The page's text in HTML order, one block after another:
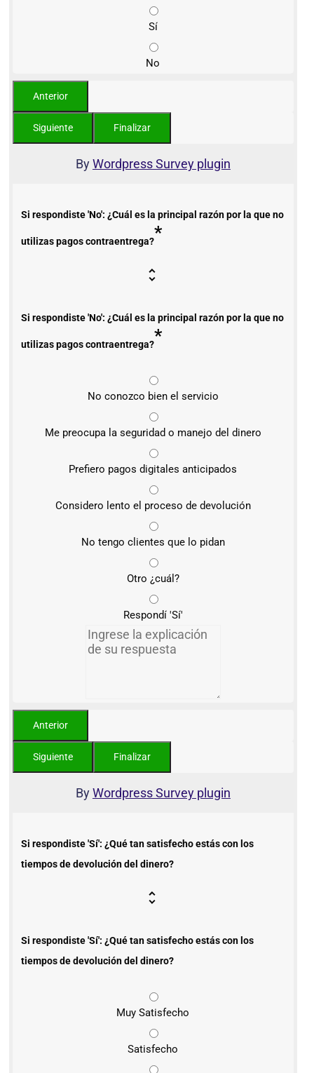
Sí
No
ByWordpress Survey plugin
Si respondiste 'No': ¿Cuál es la principal razón por la que no
utilizas pagos contraentrega?*
Si respondiste 'No': ¿Cuál es la principal razón por la que no
utilizas pagos contraentrega?*
No conozco bien el servicio
Me preocupa la seguridad o manejo del dinero
Prefiero pagos digitales anticipados
Considero lento el proceso de devolución
No tengo clientes que lo pidan
Otro ¿cuál?
Respondí 'Sí'
ByWordpress Survey plugin
Si respondiste 'Sí': ¿Qué tan satisfecho estás con los
tiempos de devolución del dinero?
Si respondiste 'Sí': ¿Qué tan satisfecho estás con los
tiempos de devolución del dinero?
Muy Satisfecho
Satisfecho